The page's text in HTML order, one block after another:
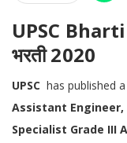
UPSC
भरती 2020
UPSC has published
Assistant
Specialist Grade III